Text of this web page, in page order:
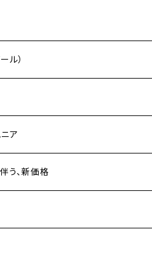
ル）
ア
う、新価格